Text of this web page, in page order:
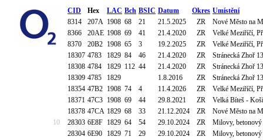
CID Hex LAC Bch BSIC Datum Okres Umístění
8314
207A 1908 68 21 21.5.2025 ZR
Nové Město na
8366
20AE 1908 69 41 21.4.2020 ZR
Velké Meziříčí,
8370
20B2 1908 65 3 19.2.2025 ZR
Velké Meziříčí,
18307 4783 1829 84 46 21.4.2020 ZR
Stránecká Zhoř
18308 4784 1829 112 44 21.4.2020 ZR
Stránecká Zhoř
18309 4785 1829 1.8.2016 ZR
Stránecká Zhoř
18354 47B2 1908 74 4 11.4.2026 ZR
Velké Meziříčí,
18371 47C3 1908 69 44 29.8.2021 ZR
Velká Bíteš -
18378 47CA 1829 68 33 21.12.2024 ZR
Nové Město na
10
28303 6E8F 1829 64 54 29.10.2024 ZR
Milovy,
28304 6E90 1829 71 29 29.10.2024 ZR
Milovy,